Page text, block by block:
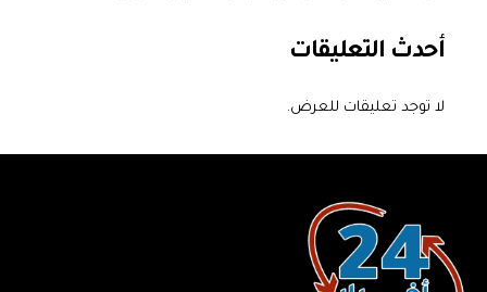
أحدث التعليقات
لا توجد تعليقات للعرض.